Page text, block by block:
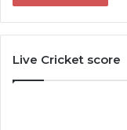
Live Cricket score